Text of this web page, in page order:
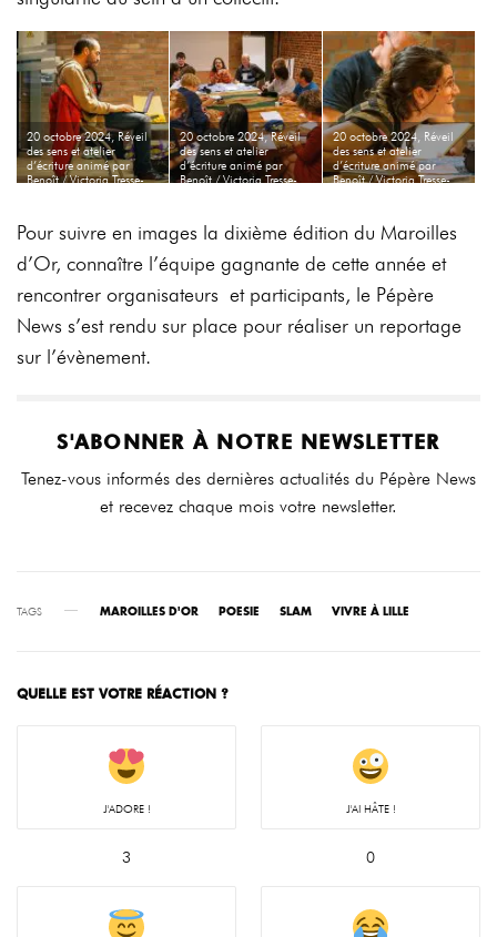
20 octobre 2024, Réveil
des sens et atelier
d’écriture animé par
Benoît / Victoria Tresse-
20 octobre 2024, Réveil
des sens et atelier
d’écriture animé par
Benoît / Victoria Tresse-
20 octobre 2024, Réveil
des sens et atelier
d’écriture animé par
Benoît / Victoria Tresse-
Pour suivre en images la dixième édition du Maroilles
d’Or, connaître l’équipe gagnante de cette année et
rencontrerorganisateurs et participants, le Pépère
News s’est rendu sur place pour réaliser un reportage
sur l’évènement.
S'ABONNER À NOTRE NEWSLETTER
Tenez-vous informés des dernières actualités du Pépère News
et recevez chaque mois votre newsletter.
TAGS MAROILLES D'OR POESIE SLAM VIVRE À LILLE
QUELLE EST VOTRE RÉACTION ?
J'ADORE !
3
J'AI HÂTE !
0